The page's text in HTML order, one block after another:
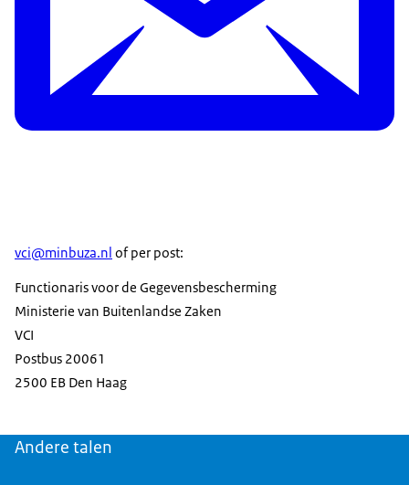
vci@minbuza.nl of per post:
Functionaris voor de Gegevensbescherming
Ministerie van Buitenlandse Zaken
VCI
Postbus 20061
2500 EB Den Haag
Andere talen